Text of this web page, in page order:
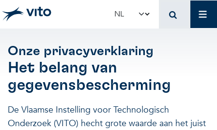
Skip to main content
Select your language
Onze privacyverklaring
Het belang van
gegevensbescherming
De Vlaamse Instelling voor Technologisch
Onderzoek (VITO) hecht grote waarde aan het juist